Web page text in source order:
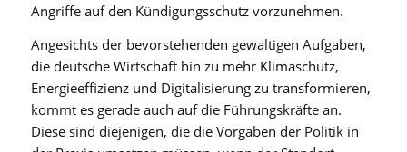
Angriffe auf den Kündigungsschutz vorzunehmen.
Angesichts der bevorstehenden gewaltigen Aufgaben,
die deutsche Wirtschaft hin zu mehr Klimaschutz,
Energieeffizienz und Digitalisierung zu transformieren,
kommt es gerade auch auf die Führungskräfte an.
Diese sind diejenigen, die die Vorgaben der Politik in